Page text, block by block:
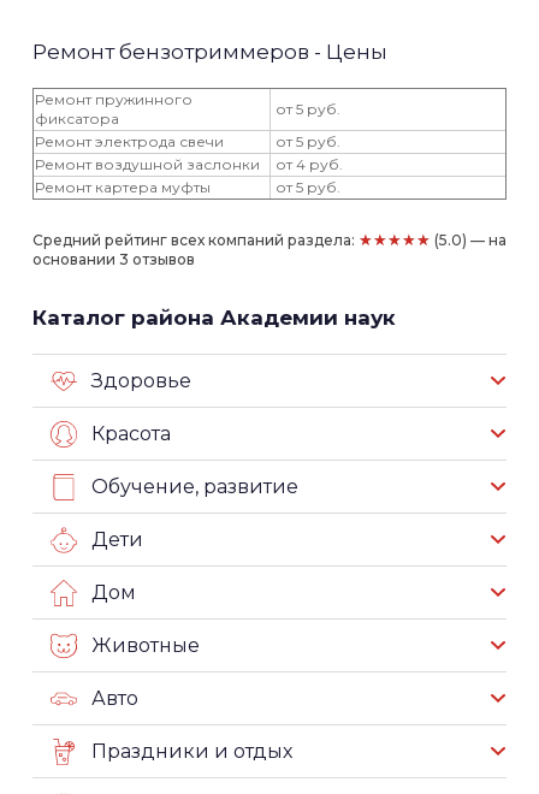
Ремонт бензотриммеров - Цены
Ремонт пружинного
фиксатора
от 5 руб.
Ремонт электрода свечи
от 5 руб.
Ремонт воздушной заслонки
от 4 руб.
Ремонт картера муфты
от 5 руб.
Средний рейтинг всех компаний раздела: ★★★★★ (5.0) — на
основании 3 отзывов
Каталог района Академии наук
Здоровье
Красота
Обучение, развитие
Дети
Дом
Животные
Авто
Праздники и отдых